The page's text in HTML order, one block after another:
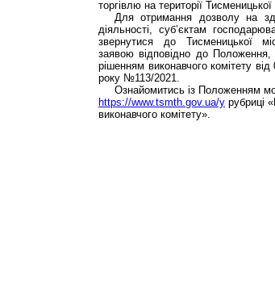
торгівлю на території
Для отримання дозволу на
діяльності, суб’єктам
звернутися до Тисменицької
заявою відповідно до Положення,
рішенням виконавчого комітету
року №113/2021.
Ознайомитись із Положенням
https://www.tsmth.gov.ua/у рубриці
виконавчого комітету».